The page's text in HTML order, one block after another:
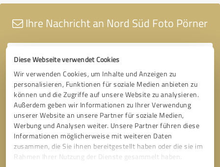
Diese Webseite verwendet Cookies
Wir verwenden Cookies, um Inhalte und Anzeigen zu
personalisieren, Funktionen für soziale Medien anbieten zu
können und die Zugriffe auf unsere Website zu analysieren.
Außerdem geben wir Informationen zu Ihrer Verwendung
unserer Website an unsere Partner für soziale Medien,
Werbung und Analysen weiter. Unsere Partner führen diese
Informationen möglicherweise mit weiteren Daten
zusammen, die Sie ihnen bereitgestellt haben oder die sie im
Rahmen Ihrer Nutzung der Dienste gesammelt haben.
Ihre Nachricht an Nord Süd Foto Pörner